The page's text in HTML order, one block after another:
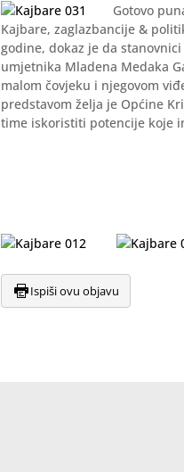
Gotovo
Kajbare, zaglazbancije &
godine, dokaz je da
umjetnika Mladena Medaka
malom čovjeku i njegovom
predstavom želja je Općine
time iskoristiti potencije koje
Ispiši ovu objavu